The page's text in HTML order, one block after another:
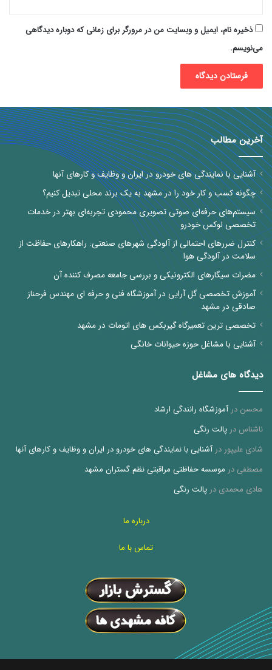
ذخیره نام، ایمیل و وبسایت من در مرورگر برای زمانی که دوباره دیدگاهی
می‌نویسم.
آخرین مطالب
آشنایی با نمایندگی های خودرو در ایران و وظایف و کارهای آنها
چگونه کسب و کار خود را در مشهد به یک برند محلی تبدیل کنیم؟
سیستم‌های حرفه‌ای صوتی تصویری محمودی تجربه‌ای بهتر در خدمات
تخصصی لوکس خودرو
کنترل ضررهای احتمالی از آلودگی شهرهای صنعتی: راهکارهای حفاظت از
سلامت در آلودگی هوا
مضرات سیگارهای الکترونیکی و بررسی جامعه مصرف کننده آن
آموزش تخصصی گل آرایی در آموزشگاه فنی و حرفه ای مهندس فرحناز
صادقی در مشهد
تخصصی ترین تعمیرگاه گیربکس های اتومات در مشهد
آشنایی با مشاغل حوزه حیوانات خانگی
دیدگاه های مشاغل
محسن درآموزشگاه رانندگی ارشاد
ناشناس در پالت رنگی
شادی علیپور درآشنایی با نمایندگی های خودرو در ایران و وظایف و کارهای آنها
مصطفی در موسسه حفاظتی مراقبتی نظم گستران مشهد
هادی محمدی در پالت رنگی
درباره ما
تماس با ما